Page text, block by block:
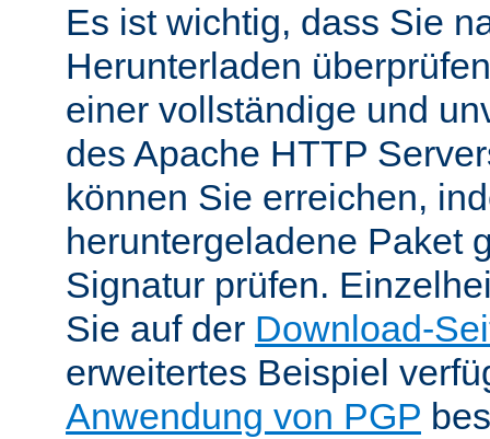
Es ist wichtig, dass Sie
Herunterladen
einer vollständige und
des Apache HTTP
können Sie erreichen,
heruntergeladene Paket
Signatur prüfen.
Sie auf der Download-
erweitertes Beispiel
Anwendung von PGP